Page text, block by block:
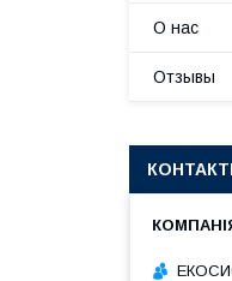
О нас
Отзывы